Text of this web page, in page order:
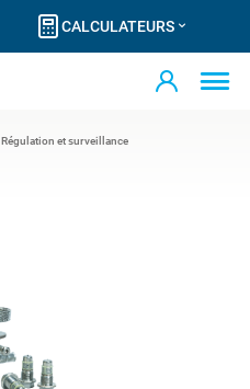
CALCULATEURS
Régulation et surveillance